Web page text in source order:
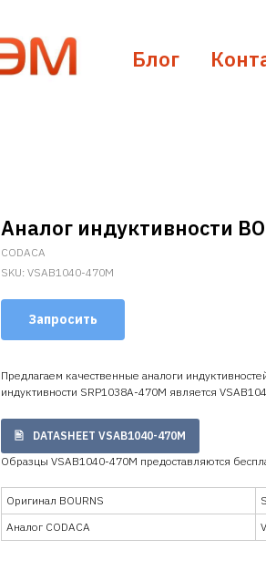
Блог
Аналог индуктивности
CODACA
SKU: VSAB1040-470M
Запросить
Предлагаем качественные аналоги
индуктивности SRP1038A-470M является
DATASHEET VSAB1040-470M
Образцы VSAB1040-470M предоставляются
Оригинал BOURNS
Аналог CODACA